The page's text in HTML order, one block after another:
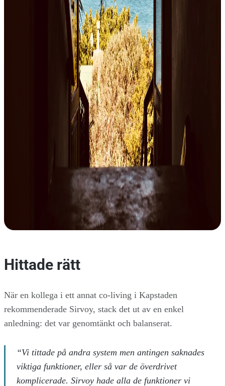
Hittade rätt
När en kollega i ett annat co-living i Kapstaden
rekommenderade Sirvoy, stack det ut av en enkel
anledning: det var genomtänkt och balanserat.
“Vi tittade på andra system men antingen saknades
viktiga funktioner, eller så var de överdrivet
komplicerade. Sirvoy hade alla de funktioner vi